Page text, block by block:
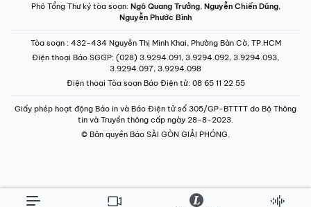
Phó Tổng Thư ký tòa soạn: Ngô Quang Trưởng, Nguyễn Chiến Dũng,
Nguyễn Phước Bình
Tòa soạn : 432-434 Nguyễn Thị Minh Khai, Phường Bàn Cờ, TP.HCM
Điện thoại Báo SGGP: (028) 3.9294.091, 3.9294.092, 3.9294.093,
3.9294.097, 3.9294.098
Điện thoại Tòa soạn Báo Điện tử: 08 65 11 22 55
Giấy phép hoạt động Báo in và Báo Điện tử số 305/GP-BTTTT do Bộ Thông
tin và Truyền thông cấp ngày 28-8-2023.
© Bản quyền Báo SÀI GÒN GIẢI PHÓNG.